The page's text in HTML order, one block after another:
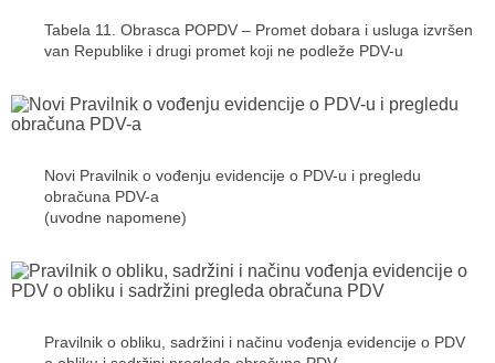
Tabela 11. Obrasca POPDV – Promet dobara i usluga izvršen
van Republike i drugi promet koji ne podleže PDV-u
Novi Pravilnik o vođenju evidencije o PDV-u i pregledu
obračuna PDV-a
(uvodne napomene)
Pravilnik o obliku, sadržini i načinu vođenja evidencije o PDV